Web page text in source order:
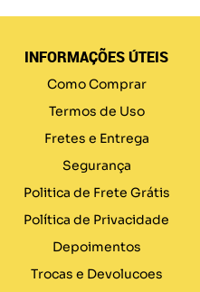
INFORMAÇÕES ÚTEIS
Como Comprar
Termos de Uso
Fretes e Entrega
Segurança
Politica de Frete Grátis
Política de Privacidade
Depoimentos
Trocas e Devolucoes